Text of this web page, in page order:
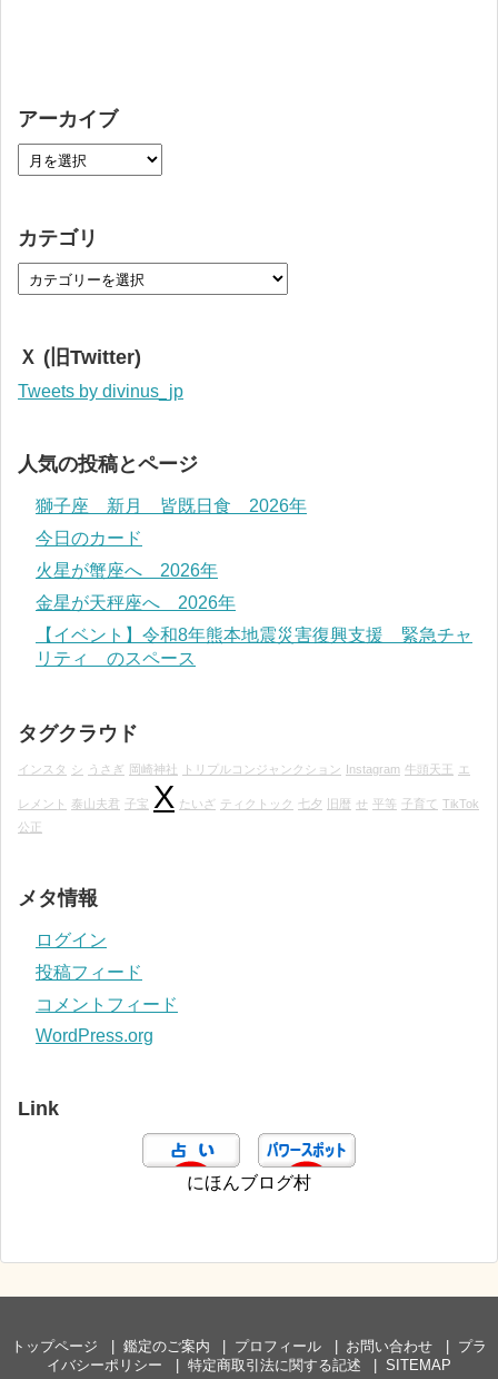
アーカイブ
カテゴリ
Ｘ (旧Twitter)
Tweets by divinus_jp
人気の投稿とページ
獅子座 新月 皆既日食 2026年
今日のカード
火星が蟹座へ 2026年
金星が天秤座へ 2026年
【イベント】令和8年熊本地震災害復興支援 緊急チャ
リティ のスペース
タグクラウド
インスタ シ うさぎ 岡崎神社 トリプルコンジャンクション Instagram 牛頭天王 エ
レメント 泰山夫君 子宝 X たいざ ティクトック 七夕 旧暦 せ 平等 子育て TikTok
公正
メタ情報
ログイン
投稿フィード
コメントフィード
WordPress.org
Link
にほんブログ村
トップページ 鑑定のご案内 プロフィール お問い合わせ
プラ
イバシーポリシー
特定商取引法に関する記述 SITEMAP